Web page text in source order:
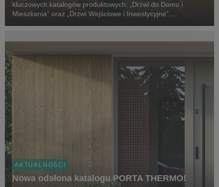
kluczowych katalogów produktowych: „Drzwi do Domu i
Mieszkania” oraz „Drzwi Wejściowe i Inwestycyjne”.
odpowiadają ...
AKTUALNOŚCI
Nowa odsłona katalogu PORTA THERMO!